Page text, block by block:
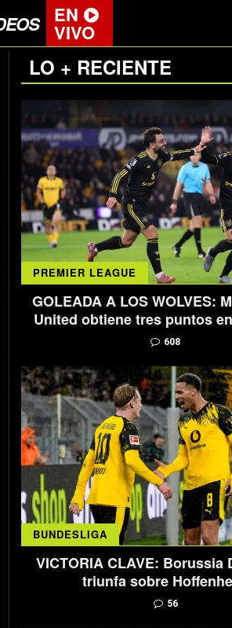
EN
VIVO
LO + RECIENTE
PREMIER LEAGUE
GOLEADA A LOS WOLVES:
United obtiene tres puntos
608
BUNDESLIGA
VICTORIA CLAVE: Borussia
triunfa sobre
56